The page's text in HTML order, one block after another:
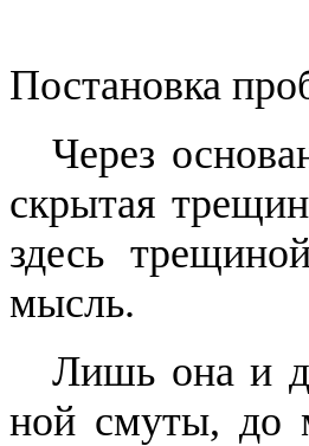
Постановка
Через
скрытая
здесь
мысль.
Лишь она и
ной смуты, до